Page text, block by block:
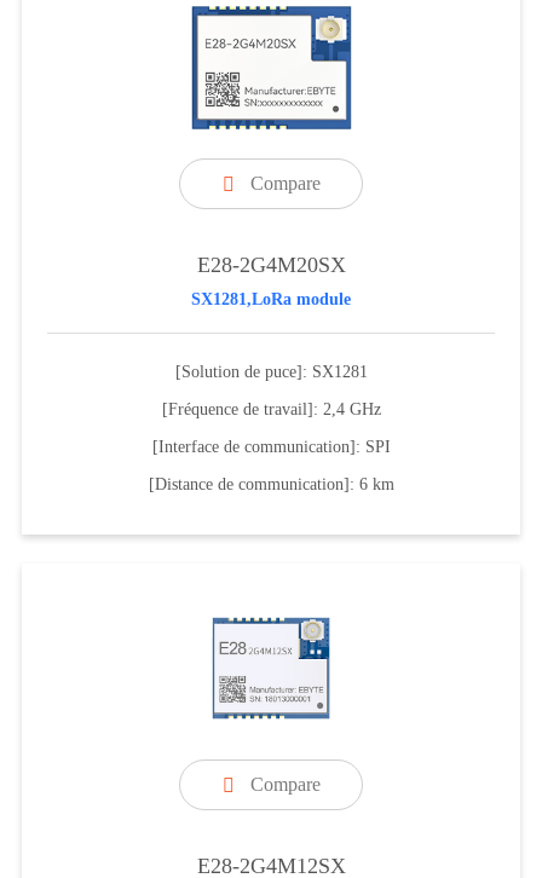
 Compare
E28-2G4M20SX
SX1281,LoRa module
[Solution de puce]: SX1281
[Fréquence de travail]: 2,4 GHz
[Interface de communication]: SPI
[Distance de communication]: 6 km
 Compare
E28-2G4M12SX